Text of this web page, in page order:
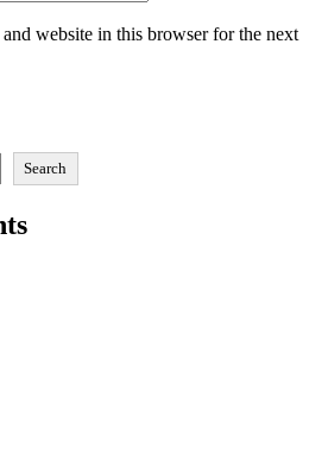
website in this browser for the next
Search